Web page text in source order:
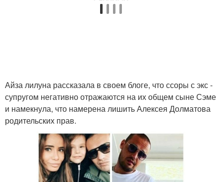
Айза лилуна рассказала в своем блоге, что ссоры с экс -
супругом негативно отражаются на их общем сыне Сэме
и намекнула, что намерена лишить Алексея Долматова
родительских прав.